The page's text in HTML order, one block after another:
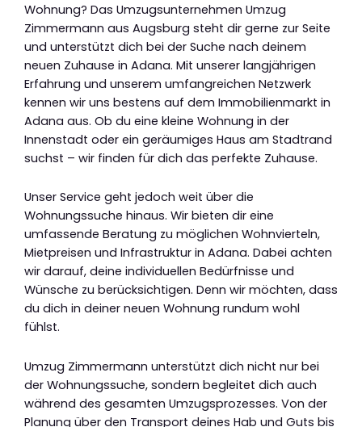
Wohnung? Das Umzugsunternehmen Umzug
Zimmermann aus Augsburg steht dir gerne zur Seite
und unterstützt dich bei der Suche nach deinem
neuen Zuhause in Adana. Mit unserer langjährigen
Erfahrung und unserem umfangreichen Netzwerk
kennen wir uns bestens auf dem Immobilienmarkt in
Adana aus. Ob du eine kleine Wohnung in der
Innenstadt oder ein geräumiges Haus am Stadtrand
suchst – wir finden für dich das perfekte Zuhause.
Unser Service geht jedoch weit über die
Wohnungssuche hinaus. Wir bieten dir eine
umfassende Beratung zu möglichen Wohnvierteln,
Mietpreisen und Infrastruktur in Adana. Dabei achten
wir darauf, deine individuellen Bedürfnisse und
Wünsche zu berücksichtigen. Denn wir möchten, dass
du dich in deiner neuen Wohnung rundum wohl
fühlst.
Umzug Zimmermann unterstützt dich nicht nur bei
der Wohnungssuche, sondern begleitet dich auch
während des gesamten Umzugsprozesses. Von der
Planung über den Transport deines Hab und Guts bis